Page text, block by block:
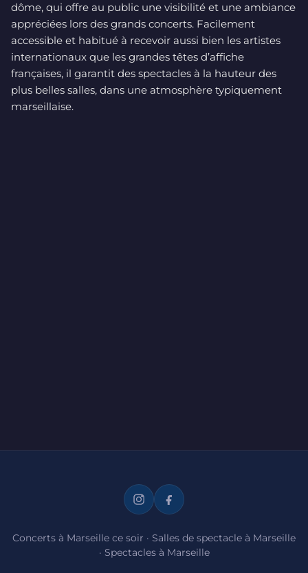
dôme, qui offre au public une visibilité et une ambiance
appréciées lors des grands concerts. Facilement
accessible et habitué à recevoir aussi bien les artistes
internationaux que les grandes têtes d’affiche
françaises, il garantit des spectacles à la hauteur des
plus belles salles, dans une atmosphère typiquement
marseillaise.
Concerts à Marseille ce soir · Salles de spectacle à Marseille
· Spectacles à Marseille